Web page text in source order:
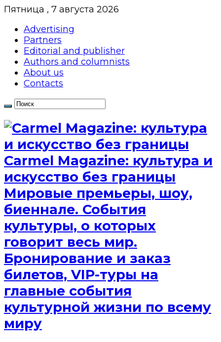
Пятница , 7 августа 2026
Advertising
Partners
Editorial and publisher
Authors and columnists
About us
Contacts
Сarmel Magazine: культура и
искусство без границы
Мировые премьеры, шоу,
биеннале. События
культуры, о которых
говорит весь мир.
Бронирование и заказ
билетов, VIP-туры на
главные события
культурной жизни по всему
миру